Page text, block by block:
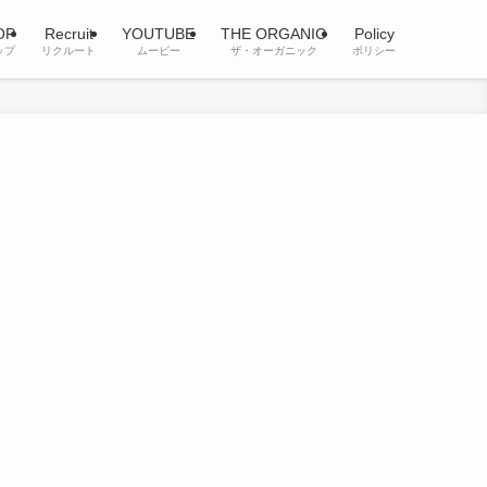
プ
Recruit
リクルート
YOUTUBE
ムービー
THE ORGANIC
ザ・オーガニック
Policy
ポリシー